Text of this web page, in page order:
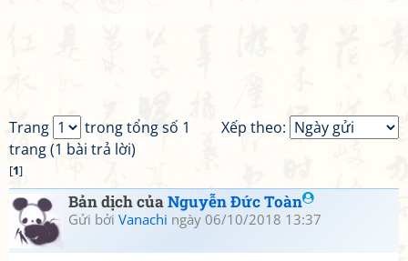
Xếp theo:
Trang
trong tổng số 1
trang (1 bài trả lời)
[1]
Bản dịch củaNguyễn Đức Toàn
Gửi bởi Vanachi ngày 06/10/2018 13:37